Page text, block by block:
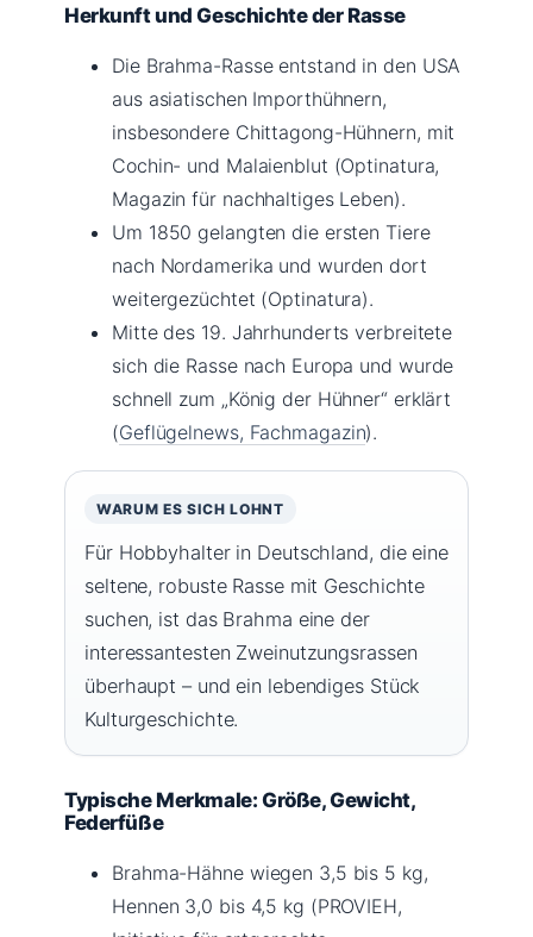
Herkunft und Geschichte der Rasse
Die Brahma-Rasse entstand in den USA
aus asiatischen Importhühnern,
insbesondere Chittagong-Hühnern, mit
Cochin- und Malaienblut (Optinatura,
Magazin für nachhaltiges Leben).
Um 1850 gelangten die ersten Tiere
nach Nordamerika und wurden dort
weitergezüchtet (Optinatura).
Mitte des 19. Jahrhunderts verbreitete
sich die Rasse nach Europa und wurde
schnell zum „König der Hühner“ erklärt
(Geflügelnews, Fachmagazin).
WARUM ES SICH LOHNT
Für Hobbyhalter in Deutschland, die eine
seltene, robuste Rasse mit Geschichte
suchen, ist das Brahma eine der
interessantesten Zweinutzungsrassen
überhaupt – und ein lebendiges Stück
Kulturgeschichte.
Typische Merkmale: Größe, Gewicht,
Federfüße
Brahma-Hähne wiegen 3,5 bis 5 kg,
Hennen 3,0 bis 4,5 kg (PROVIEH,